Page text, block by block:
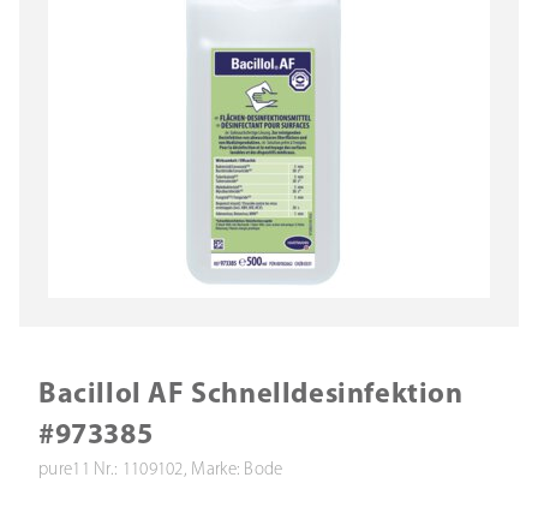
Bacillol AF Schnelldesinfektion
#973385
pure11 Nr.: 1109102, Marke: Bode